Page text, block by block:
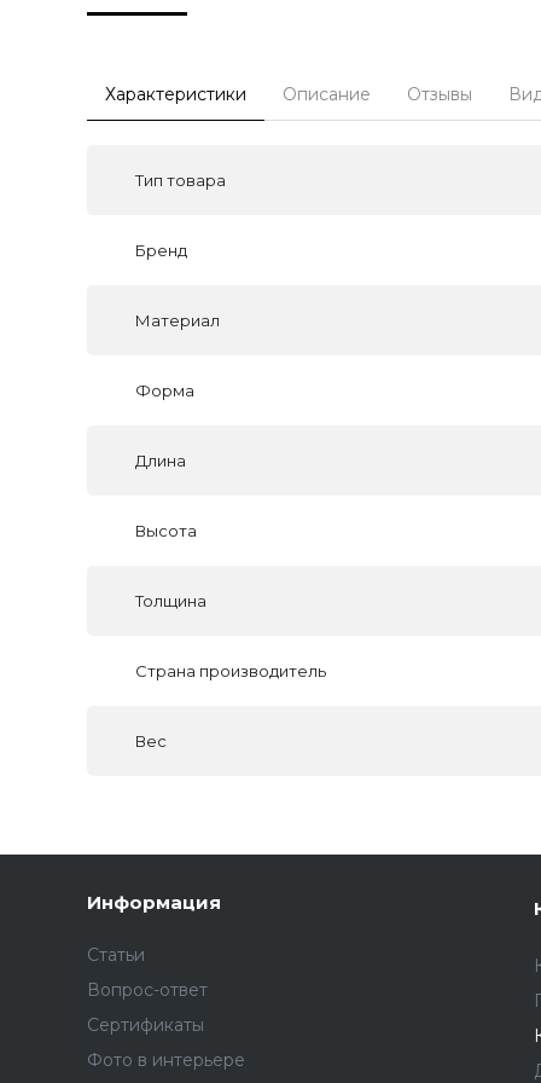
Характеристики Описание Отзывы
Тип товара
Бренд
Материал
Форма
Длина
Высота
Толщина
Страна производитель
Вес
Информация
Статьи
Вопрос-ответ
Сертификаты
Фото в интерьере